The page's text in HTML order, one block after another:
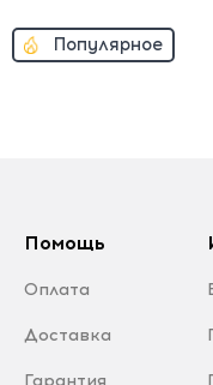
Популярное
Помощь
Оплата
Доставка
Гарантия